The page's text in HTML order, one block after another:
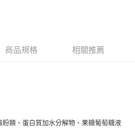
綁卡、不需儲值。
認證，即可結帳。
】
金額後，即可完成結帳。
繳費通知簡訊。
，點擊此簡訊中的連結，可透過四大超商／
商品規格 相關推薦
類、蛋白質加水分解物、果糖葡萄糖液